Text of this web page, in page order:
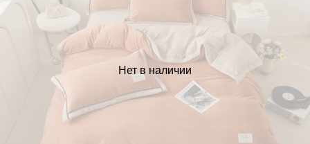
Нет в наличии